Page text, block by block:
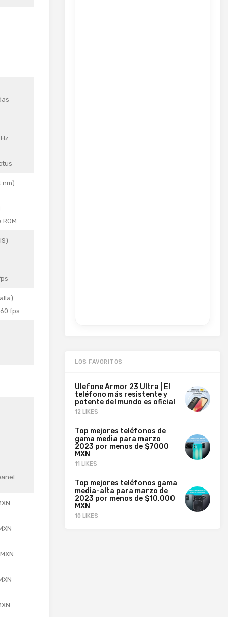
nm)
fps
LOS FAVORITOS
Ulefone Armor 23 Ultra | El
teléfono más resistente y
potente del mundo es oficial
12 LIKES
Top mejores teléfonos de
gama media para marzo
2023 por menos de $7000
MXN
11 LIKES
Top mejores teléfonos gama
media-alta para marzo de
2023 por menos de $10,000
MXN
10 LIKES